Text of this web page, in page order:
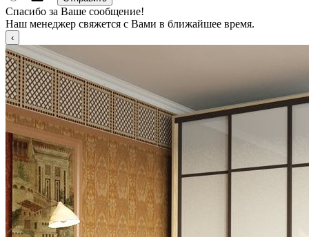
Спасибо за Ваше сообщение!
Наш менеджер свяжется с Вами в ближайшее время.